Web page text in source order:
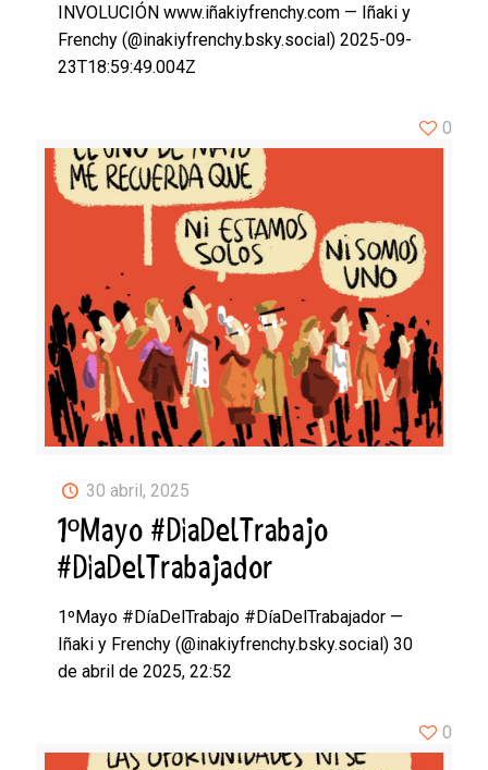
INVOLUCIÓN www.iñakiyfrenchy.com — Iñaki y
Frenchy (@inakiyfrenchy.bsky.social) 2025-09-
23T18:59:49.004Z
30 abril, 2025
1ºMayo #DíaDelTrabajo
#DíaDelTrabajador
1ºMayo #DíaDelTrabajo #DíaDelTrabajador —
Iñaki y Frenchy (@inakiyfrenchy.bsky.social) 30
de abril de 2025, 22:52
0
0